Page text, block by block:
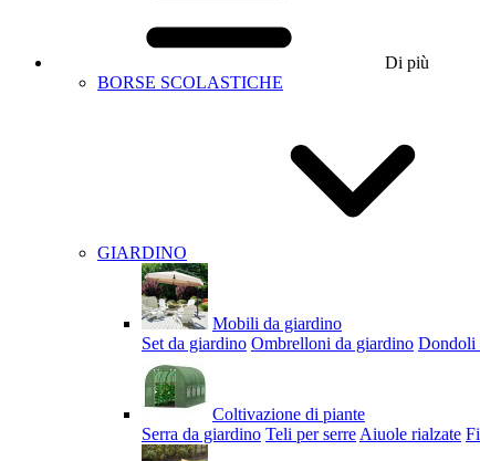
Di più
BORSE SCOLASTICHE
GIARDINO
Mobili da giardino
Set da giardino Ombrelloni da giardino Dondoli
Coltivazione di piante
Serra da giardino Teli per serre Aiuole rialzate